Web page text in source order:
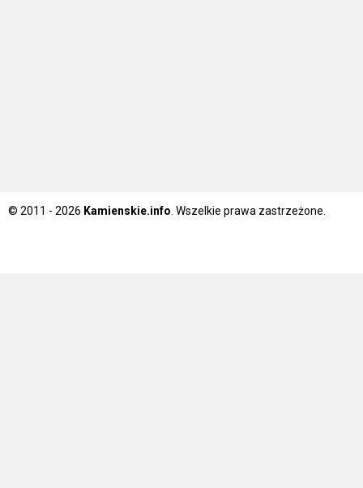
© 2011 - 2026 Kamienskie.info . Wszelkie prawa zastrzeżone.